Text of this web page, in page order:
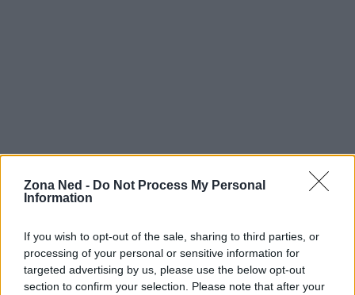
Zona Ned - Do Not Process My Personal
Information
If you wish to opt-out of the sale, sharing to third parties, or
processing of your personal or sensitive information for
targeted advertising by us, please use the below opt-out
section to confirm your selection. Please note that after your